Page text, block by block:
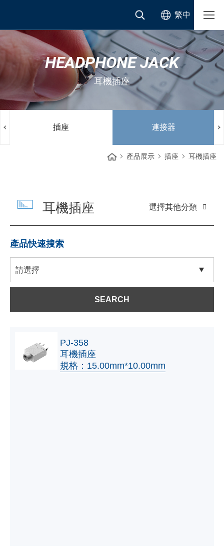
繁中
HEADPHONE JACK
耳機插座
插座 連接器
產品展示 插座 耳機插座
選擇其他分類
耳機插座
產品快速搜索
SEARCH
PJ-358
耳機插座
規格：15.00mm*10.00mm